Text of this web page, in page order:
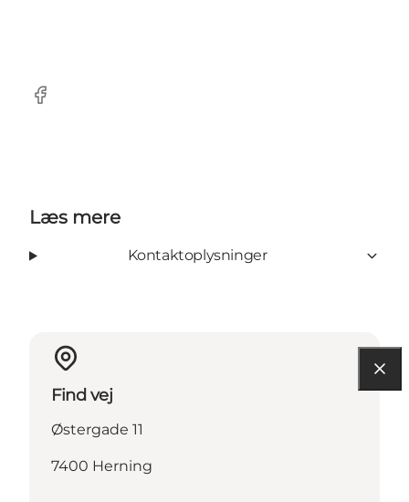
Facebook
Læs mere
Kontaktoplysninger
Find vej
Østergade 11
7400 Herning